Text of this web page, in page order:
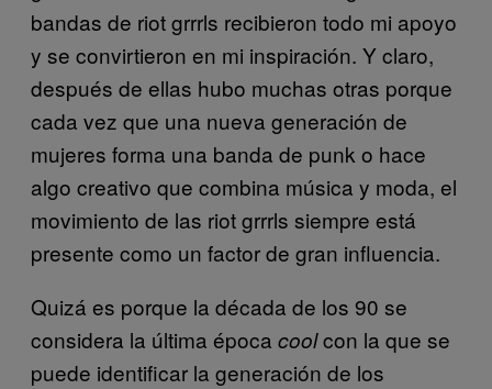
bandas de riot grrrls recibieron todo mi apoyo
y se convirtieron en mi inspiración. Y claro,
después de ellas hubo muchas otras porque
cada vez que una nueva generación de
mujeres forma una banda de punk o hace
algo creativo que combina música y moda, el
movimiento de las riot grrrls siempre está
presente como un factor de gran influencia.
Quizá es porque la década de los 90 se
considera la última época coolcon la que se
puede identificar la generación de los